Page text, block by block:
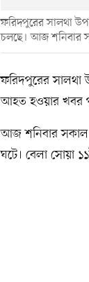
ফরিদপুরের সালথা
চলছে। আজ শনিবার
ফরিদপুরের সালথা
আহত হওয়ার খবর
আজ শনিবার সকাল
ঘটে। বেলা সোয়া